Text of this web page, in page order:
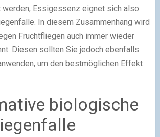
werden, Essigessenz eignet sich also
In diesem Zusammenhang wird
Fruchtfliegen auch immer wieder
Diesen sollten Sie jedoch ebenfalls
um den bestmöglichen Effekt
biologische